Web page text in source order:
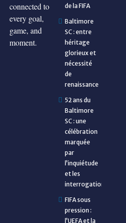
connected to
every goal,
game, and
moment.
de la FIFA
Baltimore
SC : entre
héritage
glorieux et
nécessité
de
renaissance
52 ans du
Baltimore
SC : une
célébration
marquée
par
l’inquiétude
et les
interrogations
FIFA sous
pression :
l’UEFA et la